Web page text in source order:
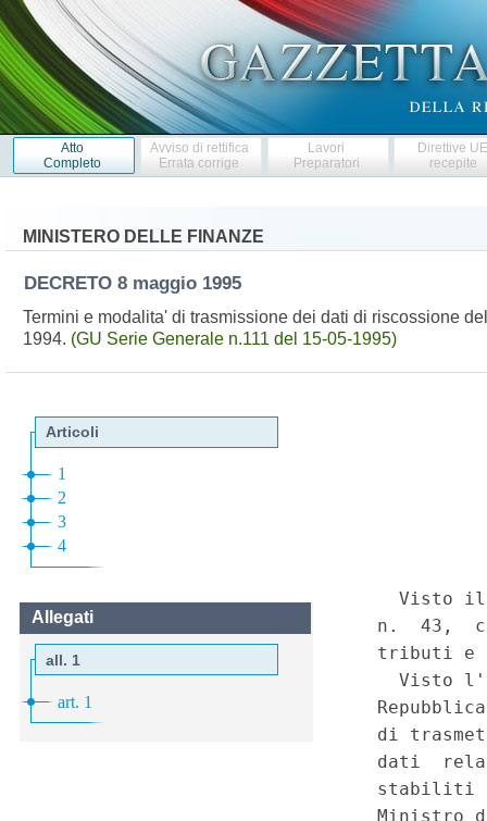
Atto
Completo
Avviso di rettifica
Errata corrige
Lavori
Preparatori
Direttive
recepite
MINISTERO DELLE FINANZE
DECRETO 8 maggio 1995
Termini e modalita' di trasmissione dei dati di riscossione
1994. (GU Serie Generale n.111 del 15-05-1995)